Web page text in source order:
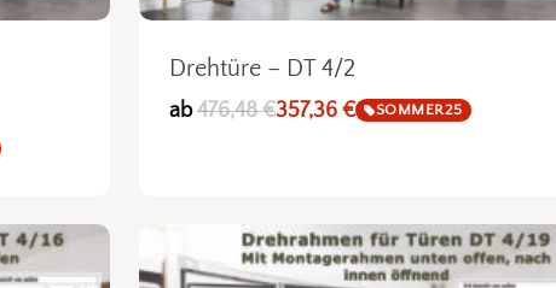
Drehtüre – DT 4/2
ab 476,48€357,36€ SOMMER25